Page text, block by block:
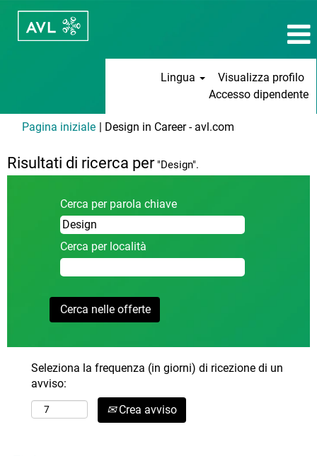
Lingua
Visualizza profilo
Accesso dipendente
Pagina iniziale | Design in Career - avl.com
Risultati di ricerca per"Design".
Cerca per parola chiave
Cerca per località
Seleziona la frequenza (in giorni) di ricezione di un
avviso:
Crea avviso